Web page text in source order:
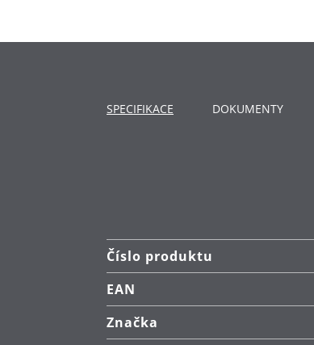
čisté elegance. Rukojeť se
**Výluka ze záruky: Záruka
SPECIFIKACE DOKUMENTY
Číslo produktu
EAN
Značka